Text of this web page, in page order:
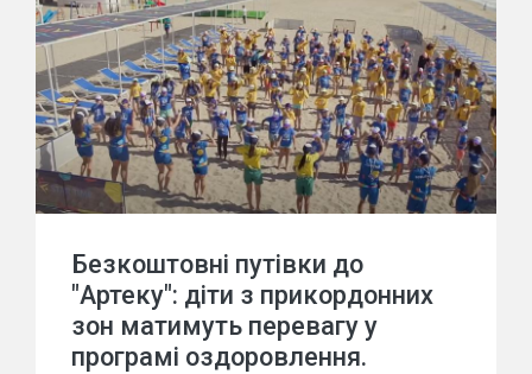
Безкоштовні путівки до
"Артеку": діти з прикордонних
зон матимуть перевагу у
програмі оздоровлення.